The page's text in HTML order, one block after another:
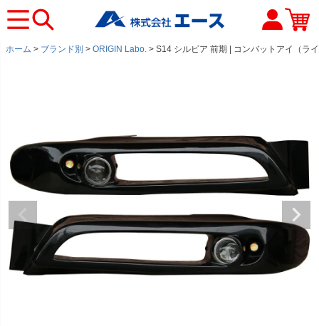
ホーム ブランド別 ORIGIN Labo. S14 シルビア 前期 | コンバットアイ（ラ